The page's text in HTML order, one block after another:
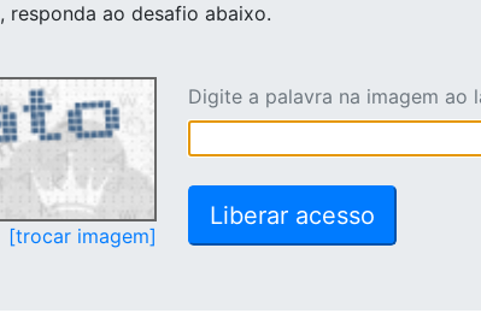
, responda ao desafio abaixo.
[trocar imagem]
Digite a palavra na imagem ao